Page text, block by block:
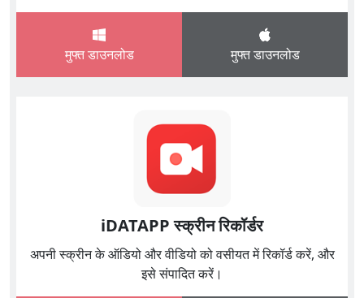
मुफ्त डाउनलोड मुफ्त डाउनलोड
iDATAPP स्क्रीन रिकॉर्डर
अपनी स्क्रीन के ऑडियो और वीडियो को वसीयत में रिकॉर्ड करें, और
इसे संपादित करें।